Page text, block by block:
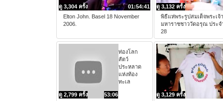
01:54:41
ดู 3,304 ครั้ง
Elton John. Basel 18 November
2006.
ดู 3,132 ครั้ง
พิธีแห่พระรูปสมเด็จพระเจ้
มหาราชชาววัดอรุณ ประจ
28
53:06
ดู 2,799 ครั้ง
ท่องโลก
สัตว์
ประหลาด
แห่งท้อง
ทะเล
ดู 3,129 ครั้ง